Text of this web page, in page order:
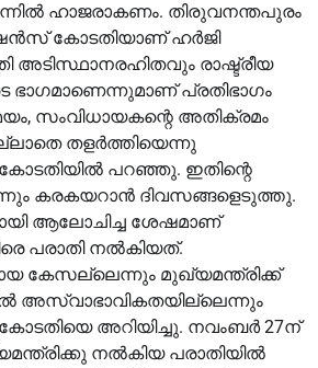
ഹാജരാകണം. തിരുവനന്തപുരം
കോടതിയാണ് ഹര്‍ജി
അടിസ്ഥാനരഹിതവും രാഷ്ട്രീയ
പ്രതിഭാഗം
സംവിധായകന്റെ അതിക്രമം
തളര്‍ത്തിയെന്നു
പറഞ്ഞു. ഇതിന്റെ
കരകയറാന്‍ ദിവസങ്ങളെടുത്തു.
ആലോചിച്ച ശേഷമാണ്
പരാതി നല്‍കിയത്.
കേസല്ലെന്നും മുഖ്യമന്ത്രിക്ക്
അസ്വാഭാവികതയില്ലെന്നും
അറിയിച്ചു. നവംബര്‍ 27ന്
നല്‍കിയ പരാതിയില്‍